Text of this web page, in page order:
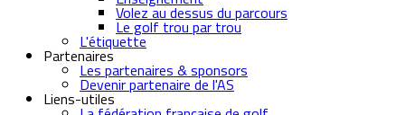
Volez au dessus du parcours
Le golf trou par trou
L'étiquette
Partenaires
Les partenaires & sponsors
Devenir partenaire de l'AS
Liens-utiles